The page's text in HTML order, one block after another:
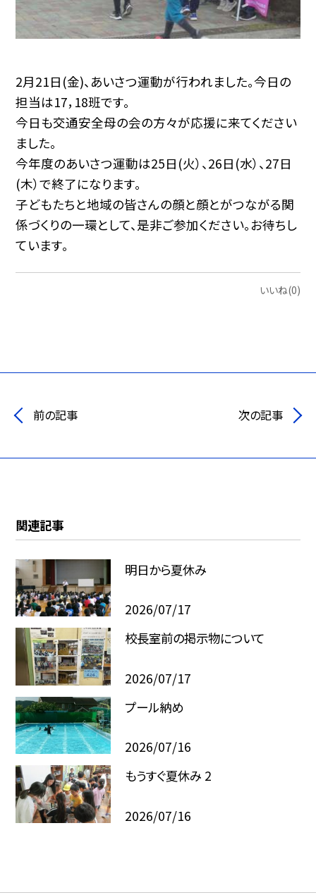
2月21日(金)、あいさつ運動が行われました。今日の
担当は17，18班です。
今日も交通安全母の会の方々が応援に来てください
ました。
今年度のあいさつ運動は25日(火）、26日(水）、27日
(木）で終了になります。
子どもたちと地域の皆さんの顔と顔とがつながる関
係づくりの一環として、是非ご参加ください。お待ちし
ています。
いいね(0)
前の記事 次の記事
関連記事
明日から夏休み
2026/07/17
校長室前の掲示物について
2026/07/17
プール納め
2026/07/16
もうすぐ夏休み 2
2026/07/16